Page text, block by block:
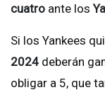
cuatro ante los
Si los Yankees
2024 deberán
obligar a 5, que